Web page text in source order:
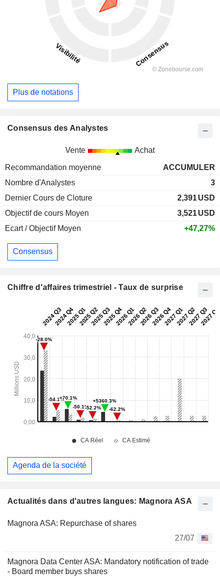
Actualités dans d'autres langues: Magnora ASA
Magnora ASA: Repurchase of shares
27/07
Magnora Data Center ASA: Mandatory notification of trade
- Board member buys shares
Plus de notations
Consensus des Analystes
Vente Achat
Recommandation moyenne
ACCUMULER
Nombre d'Analystes
3
Dernier Cours de Cloture
2,391USD
Objectif de cours Moyen
3,521USD
Ecart / Objectif Moyen
+47,27%
Consensus
Chiffre d'affaires trimestriel - Taux de surprise
Agenda de la société